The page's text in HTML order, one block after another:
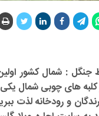
جنگل : شمال کشور
کلبه های چوبی شمال
و رودخانه لذت